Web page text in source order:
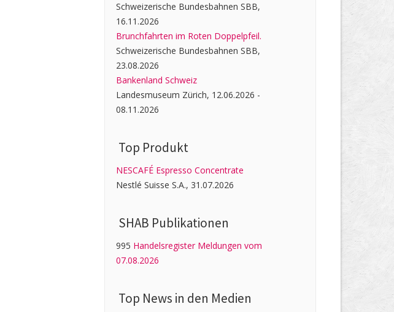
Schweizerische Bundesbahnen SBB,
16.11.2026
Brunchfahrten im Roten Doppelpfeil.
Schweizerische Bundesbahnen SBB,
23.08.2026
Bankenland Schweiz
Landesmuseum Zürich, 12.06.2026 -
08.11.2026
Top Produkt
NESCAFÉ Espresso Concentrate
Nestlé Suisse S.A., 31.07.2026
SHAB Publi­kati­onen
995 Handelsregister Meldungen vom
07.08.2026
Top News in den Medien